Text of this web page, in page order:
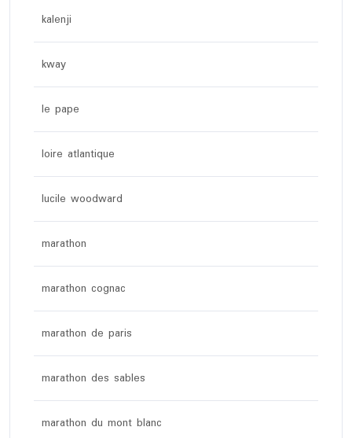
kalenji
kway
le pape
loire atlantique
lucile woodward
marathon
marathon cognac
marathon de paris
marathon des sables
marathon du mont blanc